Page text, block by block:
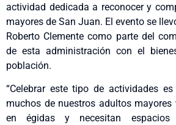
actividad dedicada a reconocer y
mayores de San Juan. El evento se
Roberto Clemente como parte del
de esta administración con el
población.
“Celebrar este tipo de actividades
muchos de nuestros adultos mayores
en égidas y necesitan